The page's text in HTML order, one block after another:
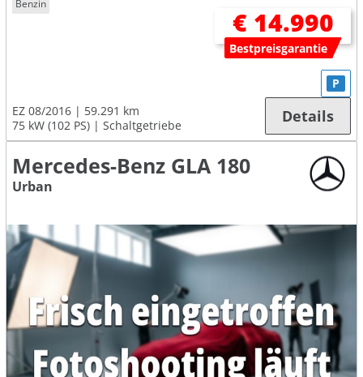
Benzin
€ 14.990
Bestpreisgarantie
EZ 08/2016
59.291 km
75 kW (102 PS)
Schaltgetriebe
P
Details
Mercedes-Benz GLA 180
Urban